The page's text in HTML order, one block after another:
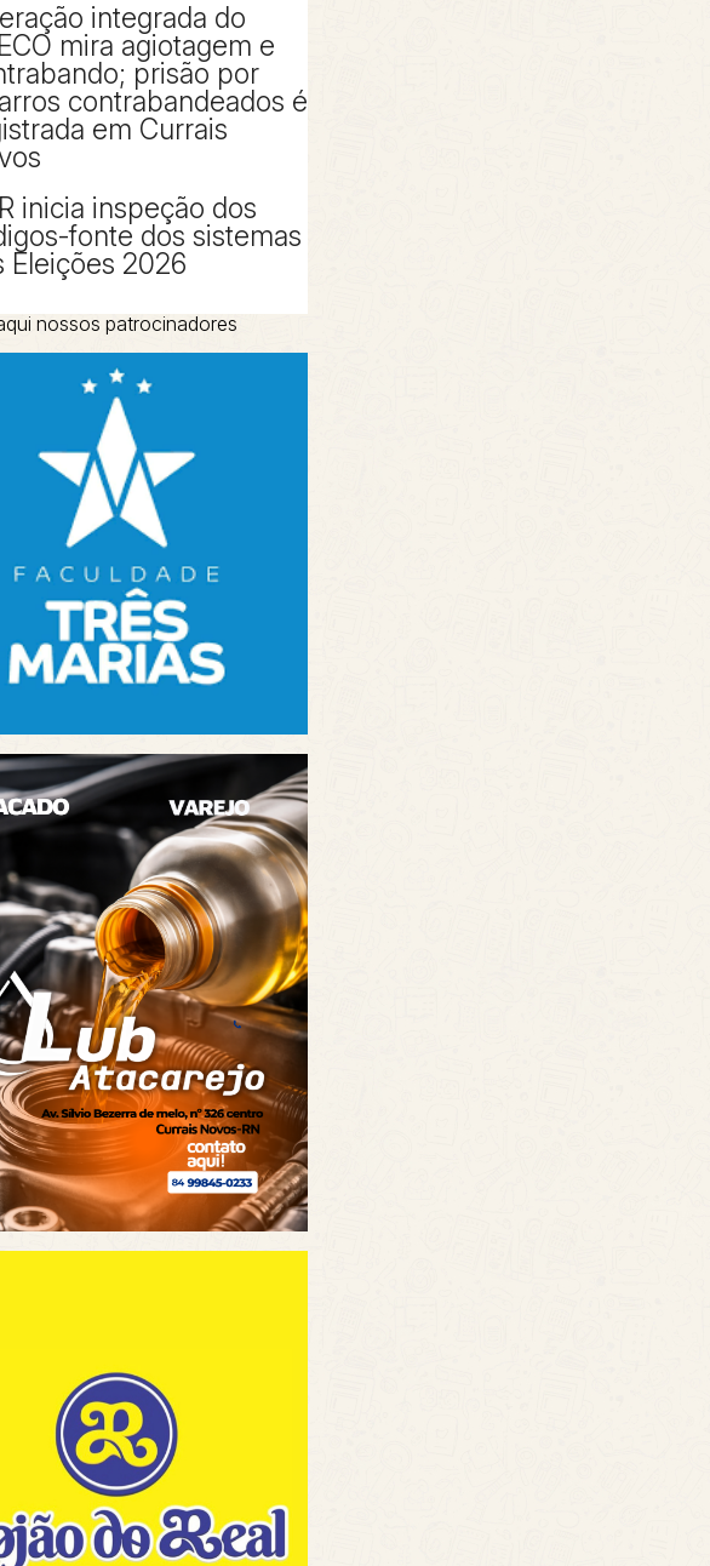
integrada do
mira agiotagem e
prisão por
contrabandeados é
em Currais
inicia inspeção dos
fonte dos sistemas
Eleições 2026
nossos patrocinadores